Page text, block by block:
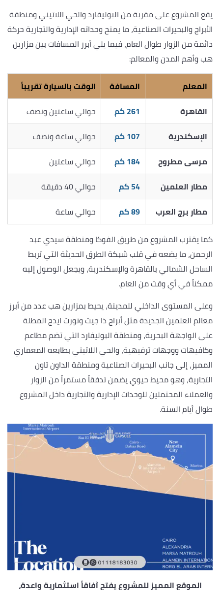
يقع المشروع على مقربة من البوليفارد والحي اللاتيني ومنطقة
الأبراج والبحيرات الصناعية، ما يمنح وحداته الإدارية والتجارية حركة
دائمة من الزوار طوال العام، فيما يلي أبرز المسافات بين مزارين
هب وأهم المدن والمعالم:
المعلم
المسافة
الوقت بالسيارة تقريباً
القاهرة
261 كم
حوالي ساعتين ونصف
الإسكندرية
107 كم
حوالي ساعة ونصف
مرسى مطروح
184 كم
حوالي ساعتين
مطار العلمين
54 كم
حوالي 40 دقيقة
مطار برج العرب
89 كم
حوالي ساعة
كما يقترب المشروع من طريق الفوكا ومنطقة سيدي عبد
الرحمن، ما يضعه في قلب شبكة الطرق الحديثة التي تربط
الساحل الشمالي بالقاهرة والإسكندرية، ويجعل الوصول إليه
ممكناً في أي وقت من العام.
وعلى المستوى الداخلي للمدينة، يحيط بمزارين هب عدد من أبرز
معالم العلمين الجديدة مثل أبراج ذا جيت ونورث ايدج المطلة
على الواجهة البحرية، ومنطقة البوليفارد التي تضم مطاعم
وكافيهات ووجهات ترفيهية، والحي اللاتيني بطابعه المعماري
المميز، إلى جانب البحيرات الصناعية ومنطقة الداون تاون
التجارية، وهو محيط حيوي يضمن تدفقاً مستمراً من الزوار
والعملاء المحتملين للوحدات الإدارية والتجارية داخل المشروع
طوال أيام السنة.
الموقع المميز للمشروع يفتح آفاقاً استثمارية واعدة،